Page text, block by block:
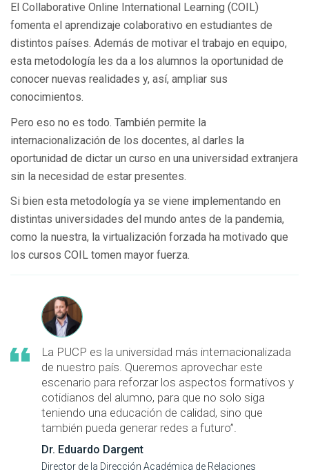
El Collaborative Online International Learning (COIL)
fomenta el aprendizaje colaborativo en estudiantes de
distintos países. Además de motivar el trabajo en equipo,
esta metodología les da a los alumnos la oportunidad de
conocer nuevas realidades y, así, ampliar sus
conocimientos.
Pero eso no es todo. También permite la
internacionalización de los docentes, al darles la
oportunidad de dictar un curso en una universidad extranjera
sin la necesidad de estar presentes.
Si bien esta metodología ya se viene implementando en
distintas universidades del mundo antes de la pandemia,
como la nuestra, la virtualización forzada ha motivado que
los cursos COIL tomen mayor fuerza.
La PUCP es la universidad más internacionalizada
de nuestro país. Queremos aprovechar este
escenario para reforzar los aspectos formativos y
cotidianos del alumno, para que no solo siga
teniendo una educación de calidad, sino que
también pueda generar redes a futuro”.
Dr. Eduardo Dargent
Director de la Dirección Académica de Relaciones